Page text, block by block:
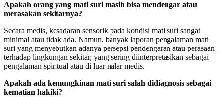
Apakah orang yang mati suri masih bisa mendengar atau
merasakan sekitarnya?
Secara medis, kesadaran sensorik pada kondisi mati suri sangat
minimal atau tidak ada. Namun, banyak laporan pengalaman mati
suri yang menyebutkan adanya persepsi pendengaran atau perasaan
terhadap lingkungan sekitar, yang sering diinterpretasikan sebagai
pengalaman spiritual atau di luar nalar medis.
Apakah ada kemungkinan mati suri salah didiagnosis sebagai
kematian hakiki?